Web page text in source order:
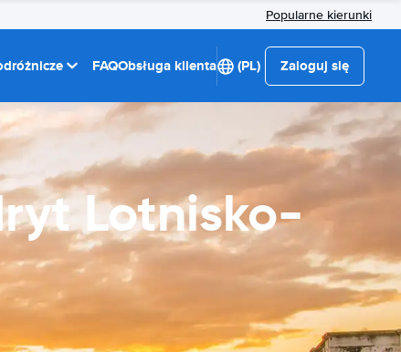
Popularne kierunki
FAQObsługa klienta (PL) Zaloguj się
Lotnisko-